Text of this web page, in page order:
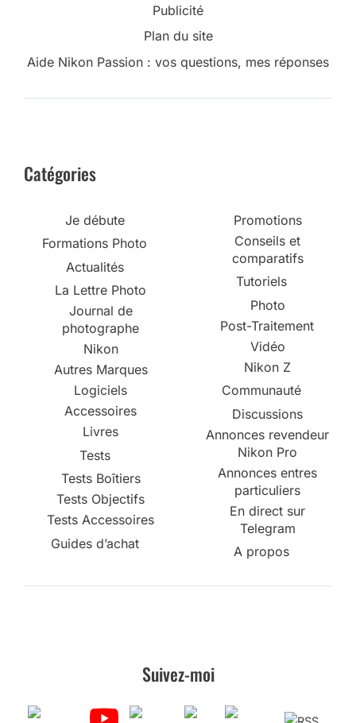
Publicité
Plan du site
Aide Nikon Passion : vos questions, mes réponses
Catégories
Je débute
Formations Photo
Actualités
La Lettre Photo
Journal de
photographe
Nikon
Autres Marques
Logiciels
Accessoires
Livres
Tests
Tests Boîtiers
Tests Objectifs
Tests Accessoires
Guides d’achat
Promotions
Conseils et
comparatifs
Tutoriels
Photo
Post-Traitement
Vidéo
Nikon Z
Communauté
Discussions
Annonces revendeur
Nikon Pro
Annonces entres
particuliers
En direct sur
Telegram
A propos
Suivez-moi